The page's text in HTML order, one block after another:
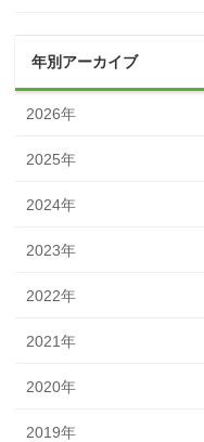
年別アーカイブ
2026年
2025年
2024年
2023年
2022年
2021年
2020年
2019年